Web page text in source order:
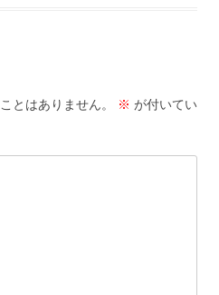
とはありません。 ※ が付いてい